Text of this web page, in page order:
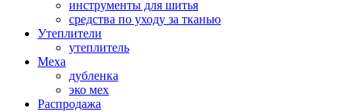
инструменты для шитья
средства по уходу за тканью
Утеплители
утеплитель
Меха
дубленка
эко мех
Распродажа